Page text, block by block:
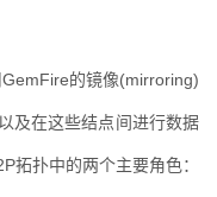
GemFire的镜像(mirroring)
以及在这些结点间进行数据
拓扑中的两个主要角色：